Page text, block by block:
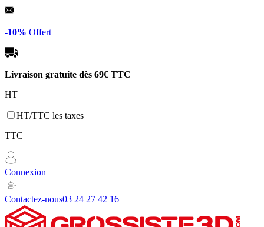
Panneau de gestion des cookies
-10% Offert
Livraison gratuite dès 69€ TTC
HT
HT/TTC les taxes
TTC
Connexion
Contactez-nous03 24 27 42 16